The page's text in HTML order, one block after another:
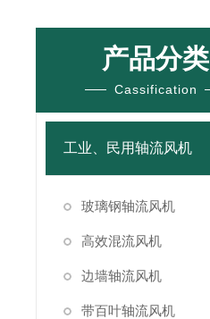
产品分类
Cassification
工业、民用轴流风机
玻璃钢轴流风机
高效混流风机
边墙轴流风机
带百叶轴流风机